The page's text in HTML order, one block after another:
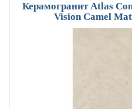
Керамогранит Atlas
Vision Camel